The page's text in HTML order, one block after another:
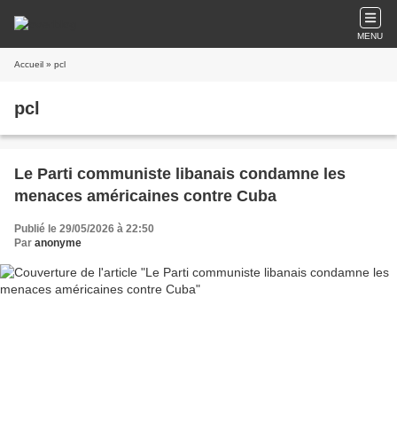
MENU
Accueil » pcl
pcl
Le Parti communiste libanais condamne les
menaces américaines contre Cuba
Publié le 29/05/2026 à 22:50
Par anonyme